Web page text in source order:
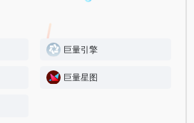
巨量引擎
巨量星图